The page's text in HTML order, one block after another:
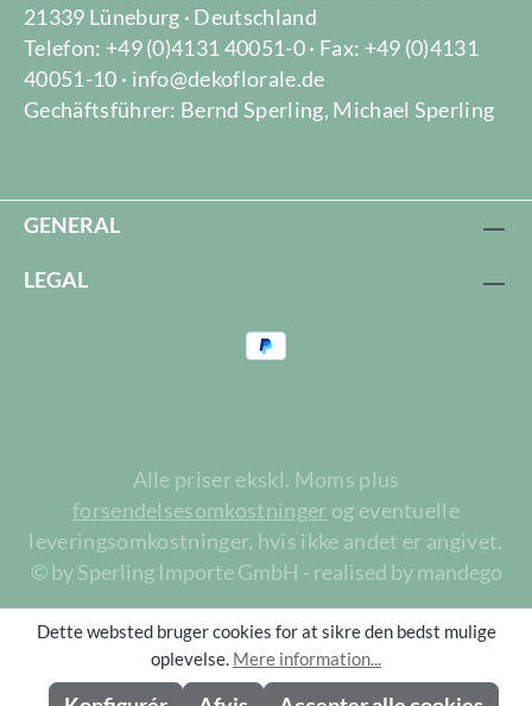
21339 Lüneburg · Deutschland
Telefon: +49 (0)4131 40051-0 · Fax: +49 (0)4131
40051-10 · info@dekoflorale.de
Gechäftsführer: Bernd Sperling, Michael Sperling
GENERAL
LEGAL
Alle priser ekskl. Moms plus
forsendelsesomkostninger og eventuelle
leveringsomkostninger, hvis ikke andet er angivet.
© by Sperling Importe GmbH - realised by mandego
Dette websted bruger cookies for at sikre den bedst mulige
oplevelse. Mere information...